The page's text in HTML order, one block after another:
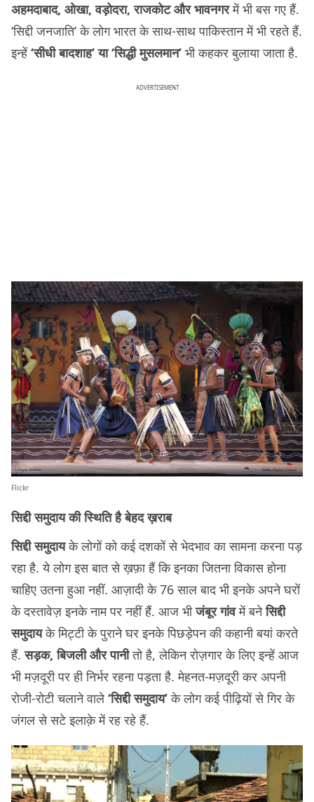
अहमदाबाद, ओखा, वड़ोदरा, राजकोट और भावनगरमें भी बस गए हैं.
‘सिद्दी जनजाति’ के लोग भारत के साथ-साथ पाकिस्तान में भी रहते हैं.
इन्हें ‘सीधी बादशाह’ या ‘सिद्धी मुसलमान’ भी कहकर बुलाया जाता है.
ADVERTISEMENT
Flickr
सिद्दी समुदाय की स्थिति है बेहद ख़राब
सिद्दी समुदायके लोगों को कई दशकों से भेदभाव का सामना करना पड़
रहा है. ये लोग इस बात से ख़फ़ा हैं कि इनका जितना विकास होना
चाहिए उतना हुआ नहीं. आज़ादी के 76 साल बाद भी इनके अपने घरों
के दस्तावेज़ इनके नाम पर नहीं हैं. आज भीजंबूर गांवमें बनेसिद्दी
समुदायके मिट्टी के पुराने घर इनके पिछड़ेपन की कहानी बयां करते
हैं.सड़क, बिजली और पानीतो है, लेकिन रोज़गार के लिए इन्हें आज
भी मज़दूरी पर ही निर्भर रहना पड़ता है. मेहनत-मज़दूरी कर अपनी
रोजी-रोटी चलाने वाले ‘सिद्दी समुदाय’के लोग कई पीढ़ियों से गिर के
जंगल से सटे इलाक़े में रह रहे हैं.